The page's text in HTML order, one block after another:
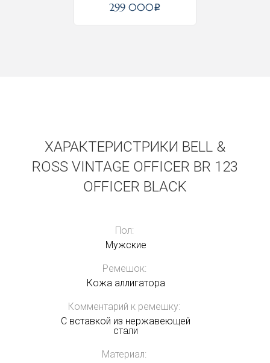
299 000i
ХАРАКТЕРИСТРИКИ BELL &
ROSS VINTAGE OFFICER BR 123
OFFICER BLACK
Пол:
Мужские
Ремешок:
Кожа аллигатора
Комментарий к ремешку:
С вставкой из нержавеющей
стали
Материал: